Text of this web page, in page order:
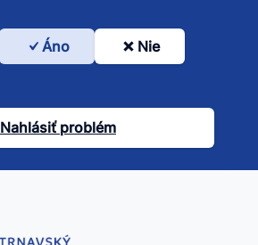
Bol
článok
užitočný?
Áno Nie
Nahlásiť problém